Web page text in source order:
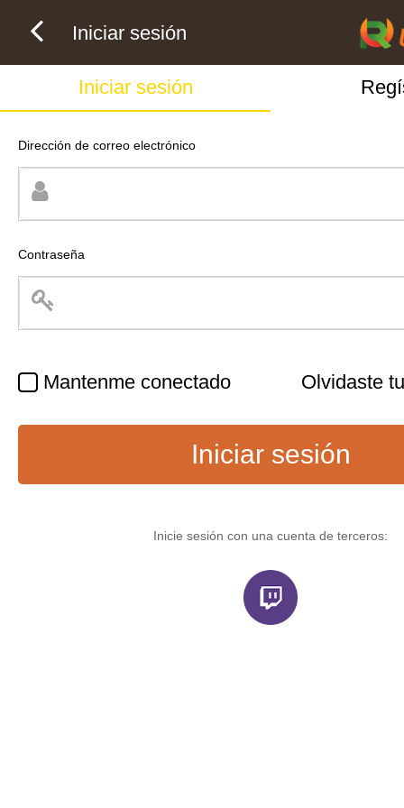
Iniciar sesión
Iniciar sesión
Dirección de correo electrónico
Contraseña
Mantenme conectado Olvidaste
Iniciar sesión
Inicie sesión con una cuenta de terceros: